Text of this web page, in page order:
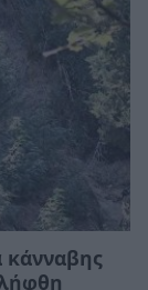
κάνναβης